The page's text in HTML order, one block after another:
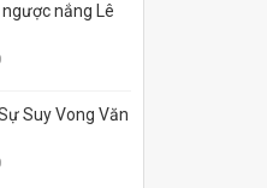
nắng Lê
Suy Vong Văn